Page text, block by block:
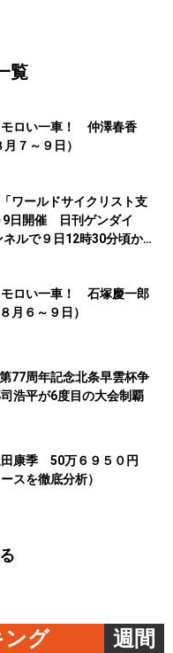
覧
ロい一車！ 仲澤春香
７～９日）
ワールドサイクリスト支
9日開催 日刊ゲンダイ
ルで９日12時30分頃から
ロい一車！ 石塚慶一郎
月６～９日）
77周年記念北条早雲杯争
浩平が6度目の大会制覇
康季 50万６９５０円
スを徹底分析）
ング 週間